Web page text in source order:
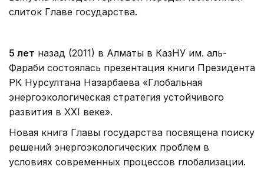
слиток Главе государства.
5 лет назад (2011) в Алматы в КазНУ им. аль-
Фараби состоялась презентация книги Президента
РК Нурсултана Назарбаева «Глобальная
энергоэкологическая стратегия устойчивого
развития в XXI веке».
Новая книга Главы государства посвящена поиску
решений энергоэкологических проблем в
условиях современных процессов глобализации.